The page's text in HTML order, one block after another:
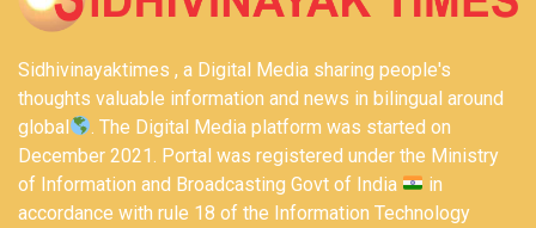
Sidhivinayaktimes , a Digital Media sharing people's
thoughts valuable information and news in bilingual around
global
. The Digital Media platform was started on
December 2021. Portal was registered under the Ministry
of Information and Broadcasting Govt of India
in
accordance with rule 18 of the Information Technology